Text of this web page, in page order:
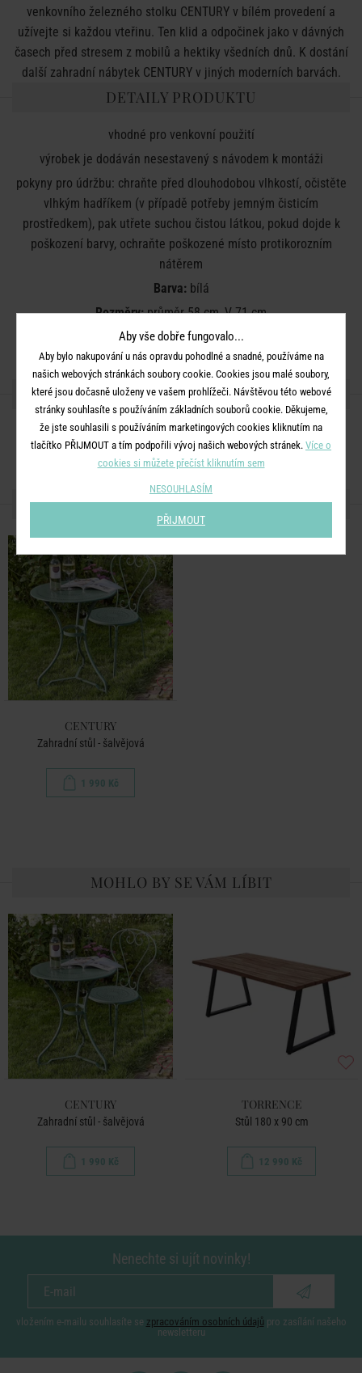
venkovního železného stolku CENTURY v bílém provedení a
užívejte si každou vteřinu. Ten klid a odpočinek jako v dávných
časech před stresem z mobilů a hektiky všedních dnů. K dostání
další zahradní nábytek CENTURY v jiných moderních barvách.
DETAILY PRODUKTU
vhodné pro venkovní použití
výrobek je dodáván nesestavený s návodem k montáži
pokyny pro údržbu: chraňte před dlouhodobou vlhkostí, očistěte
vlhkým hadříkem (v případě potřeby jemným čisticím
prostředkem), pak utřete suchou čistou látkou, pokud dojde k
poškození barvy, ochraňte poškozené místo protikorozním
nátěrem
Barva:bílá
Rozměry:průměr 58 cm, V 71 cm
železo opatřené práškovým lakem
SDÍLEJTE S PŘÁTELI
DALŠÍ PRODUKTY ZE SÉRIE
CENTURY
Zahradní stůl - šalvějová
1 990 Kč
MOHLO BY SE VÁM LÍBIT
CENTURY
Zahradní stůl - šalvějová
1 990 Kč
TORRENCE
Stůl 180 x 90 cm
12 990 Kč
Nenechte si ujít novinky!
vložením e-mailu souhlasíte se zpracováním osobních údajů pro zasílání našeho
newsletteru
Aby vše dobře fungovalo...
Aby bylo nakupování u nás opravdu pohodlné a snadné, používáme na
našich webových stránkách soubory cookie. Cookies jsou malé soubory,
které jsou dočasně uloženy ve vašem prohlížeči. Návštěvou této webové
stránky souhlasíte s používáním základních souborů cookie. Děkujeme,
že jste souhlasili s používáním marketingových cookies kliknutím na
tlačítko PŘIJMOUT a tím podpořili vývoj našich webových stránek. Více o
cookies si můžete přečíst kliknutím sem
NESOUHLASÍM
PŘIJMOUT